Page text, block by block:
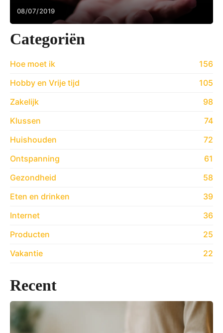
08/07/2019
Categoriën
Hoe moet ik
156
Hobby en Vrije tijd
105
Zakelijk
98
Klussen
74
Huishouden
72
Ontspanning
61
Gezondheid
58
Eten en drinken
39
Internet
36
Producten
25
Vakantie
22
Recent